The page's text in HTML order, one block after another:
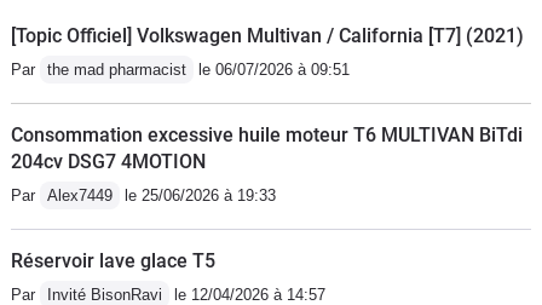
[Topic Officiel] Volkswagen Multivan / California [T7] (2021)
Par the mad pharmacist le 06/07/2026 à 09:51
Consommation excessive huile moteur T6 MULTIVAN BiTdi
204cv DSG7 4MOTION
Par Alex7449 le 25/06/2026 à 19:33
Réservoir lave glace T5
Par Invité BisonRavi le 12/04/2026 à 14:57